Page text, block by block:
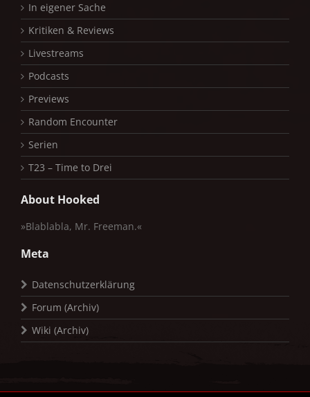
In eigener Sache
Kritiken & Reviews
Livestreams
Podcasts
Previews
Random Encounter
Serien
T23 – Time to Drei
About Hooked
»Blablabla, Mr. Freeman.«
Meta
Datenschutzerklärung
Forum (Archiv)
Wiki (Archiv)